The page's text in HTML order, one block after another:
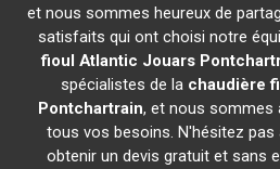
et nous sommes heureux de
satisfaits qui ont choisi notre
fioul Atlantic Jouars
spécialistes de la chaudière
Pontchartrain, et nous sommes
tous vos besoins. N'hésitez
obtenir un devis gratuit et sans